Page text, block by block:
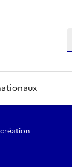
création